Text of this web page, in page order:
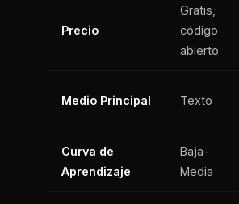
Precio
Gratis,
código
abierto
Medio Principal Texto
Curva de
Aprendizaje
Baja-
Media